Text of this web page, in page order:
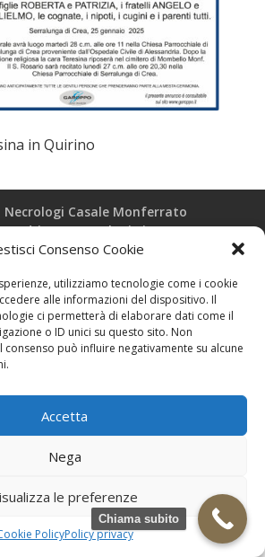
Consenso Cookie
utilizziamo tecnologie come i cookie
alle informazioni del dispositivo. Il
ci permetterà di elaborare dati come il
o ID unici su questo sito. Non
può influire negativamente su alcune
Accetta
Nega
le preferenze
PolicyPolicy privacy
in Quirino
Necrologi Casale Monferrato
Necrologi Piemonte
e Copyright © zeropensieri local web -
info@zeropensieri-cloud
Chiama subito